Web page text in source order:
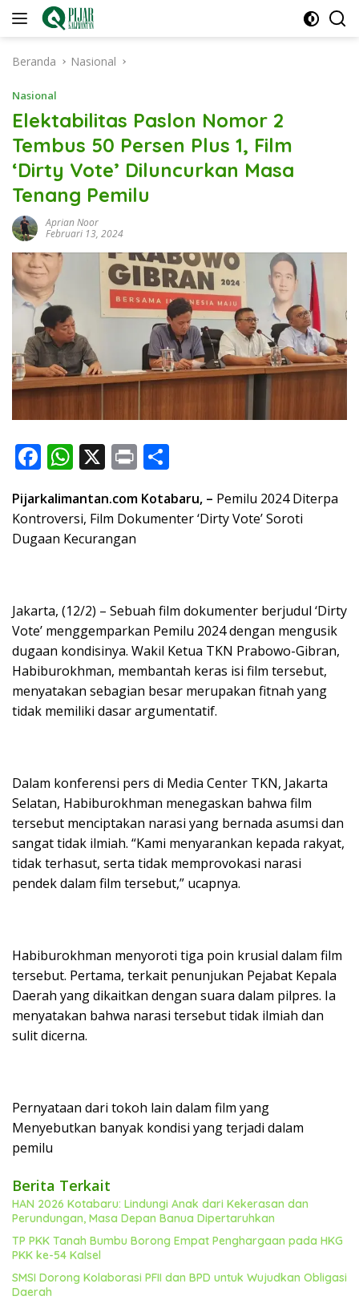
Langsung
Beranda
Nasional
Nasional
Elektabilitas Paslon Nomor 2
Tembus 50 Persen Plus 1, Film
‘Dirty Vote’ Diluncurkan Masa
Tenang Pemilu
Aprian Noor
Februari 13, 2024
F
e
b
k
W
at
s
p
X Pr
t ar
e
Pijarkalimantan.com Kotabaru, – Pemilu 2024 Diterpa
Kontroversi, Film Dokumenter ‘Dirty Vote’ Soroti
Dugaan Kecurangan
Jakarta, (12/2) – Sebuah film dokumenter berjudul ‘Dirty
Vote’ menggemparkan Pemilu 2024 dengan mengusik
dugaan kondisinya. Wakil Ketua TKN Prabowo-Gibran,
Habiburokhman, membantah keras isi film tersebut,
menyatakan sebagian besar merupakan fitnah yang
tidak memiliki dasar argumentatif.
Dalam konferensi pers di Media Center TKN, Jakarta
Selatan, Habiburokhman menegaskan bahwa film
tersebut menciptakan narasi yang bernada asumsi dan
sangat tidak ilmiah. “Kami menyarankan kepada rakyat,
tidak terhasut, serta tidak memprovokasi narasi
pendek dalam film tersebut,” ucapnya.
Habiburokhman menyoroti tiga poin krusial dalam film
tersebut. Pertama, terkait penunjukan Pejabat Kepala
Daerah yang dikaitkan dengan suara dalam pilpres. Ia
menyatakan bahwa narasi tersebut tidak ilmiah dan
sulit dicerna.
Pernyataan dari tokoh lain dalam film yang
Menyebutkan banyak kondisi yang terjadi dalam
pemilu
Berita Terkait
HAN 2026 Kotabaru: Lindungi Anak dari Kekerasan dan
Perundungan, Masa Depan Banua Dipertaruhkan
TP PKK Tanah Bumbu Borong Empat Penghargaan pada HKG
PKK ke-54 Kalsel
SMSI Dorong Kolaborasi PFII dan BPD untuk Wujudkan Obligasi
Daerah